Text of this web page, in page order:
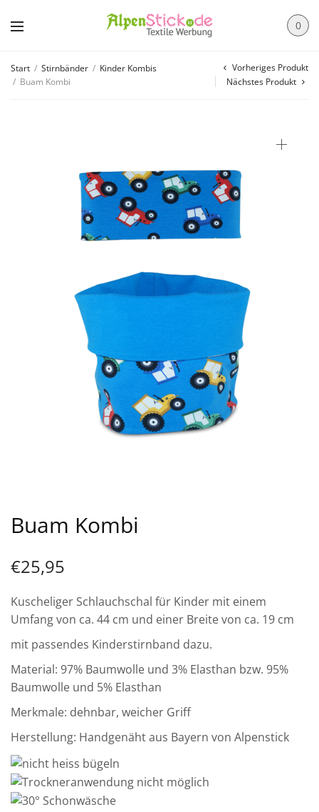
0
Start / Stirnbänder / Kinder Kombis
/ Buam Kombi
Vorheriges Produkt
Nächstes Produkt
Buam Kombi
€25,95
Kuscheliger Schlauchschal für Kinder mit einem
Umfang von ca. 44 cm und einer Breite von ca. 19 cm
mit passendes Kinderstirnband dazu.
Material: 97% Baumwolle und 3% Elasthan bzw. 95%
Baumwolle und 5% Elasthan
Merkmale: dehnbar, weicher Griff
Herstellung: Handgenäht aus Bayern von Alpenstick